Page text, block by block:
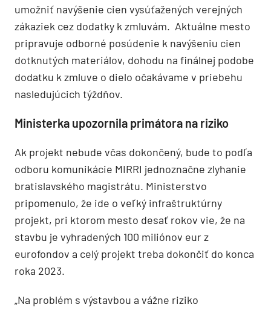
umožniť navýšenie cien vysúťažených verejných
zákaziek cez dodatky k zmluvám. Aktuálne mesto
pripravuje odborné posúdenie k navýšeniu cien
dotknutých materiálov, dohodu na finálnej podobe
dodatku k zmluve o dielo očakávame v priebehu
nasledujúcich týždňov.
Ministerka upozornila primátora na riziko
Ak projekt nebude včas dokončený, bude to podľa
odboru komunikácie MIRRI jednoznačne zlyhanie
bratislavského magistrátu. Ministerstvo
pripomenulo, že ide o veľký infraštruktúrny
projekt, pri ktorom mesto desať rokov vie, že na
stavbu je vyhradených 100 miliónov eur z
eurofondov a celý projekt treba dokončiť do konca
roka 2023.
„Na problém s výstavbou a vážne riziko